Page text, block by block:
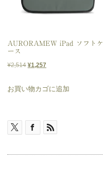
AURORAMEW iPad ソフトケ
ース
¥2,514 元
価
¥2,514
し
¥1,257現
の
は
で
お買い物カゴに追加